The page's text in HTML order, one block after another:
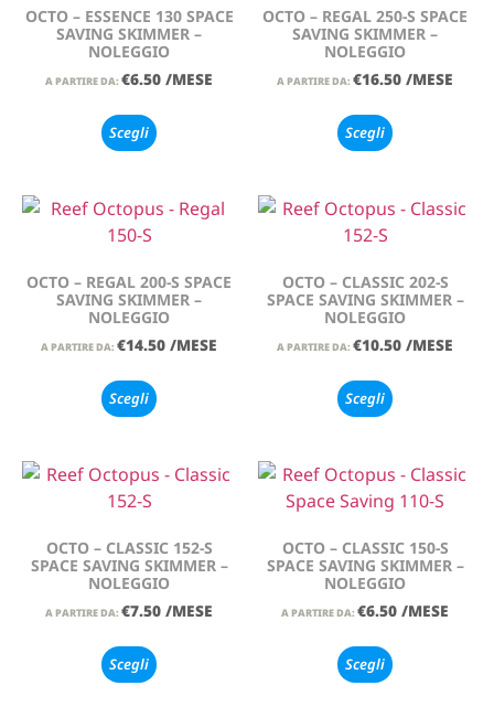
OCTO – ESSENCE 130 SPACE
SAVING SKIMMER –
NOLEGGIO
A PARTIRE DA: €6.50 /MESE
Scegli
OCTO – REGAL 250-S SPACE
SAVING SKIMMER –
NOLEGGIO
A PARTIRE DA: €16.50 /MESE
Scegli
OCTO – REGAL 200-S SPACE
SAVING SKIMMER –
NOLEGGIO
A PARTIRE DA: €14.50 /MESE
Scegli
OCTO – CLASSIC 202-S
SPACE SAVING SKIMMER –
NOLEGGIO
A PARTIRE DA: €10.50 /MESE
Scegli
OCTO – CLASSIC 152-S
SPACE SAVING SKIMMER –
NOLEGGIO
A PARTIRE DA: €7.50 /MESE
Scegli
OCTO – CLASSIC 150-S
SPACE SAVING SKIMMER –
NOLEGGIO
A PARTIRE DA: €6.50 /MESE
Scegli